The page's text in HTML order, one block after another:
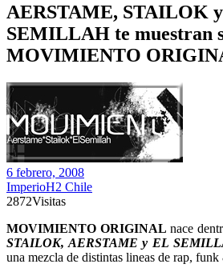
AERSTAME, STAILOK
SEMILLAH te muestran
MOVIMIENTO
6 febrero, 2008
ImperioH2 Chile
2872Visitas
MOVIMIENTO ORIGINAL nace
STAILOK, AERSTAME y EL
una mezcla de distintas lineas de rap,